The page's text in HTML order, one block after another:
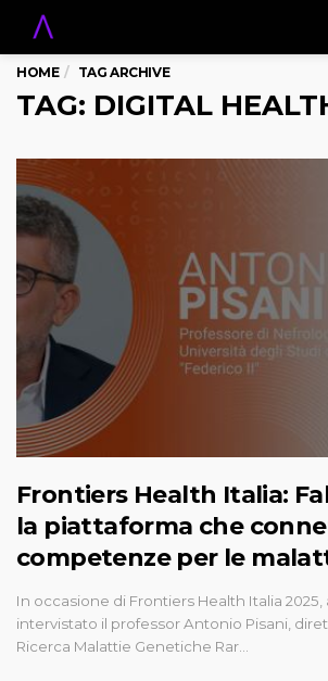
HOME TAG ARCHIVE
TAG: DIGITAL
Frontiers Health Italia:
la piattaforma che
competenze per le
In occasione di Frontiers Health Italia 2025,
intervistato il professor Antonio Pisani,
Ricerca Malattie Genetiche Rar…